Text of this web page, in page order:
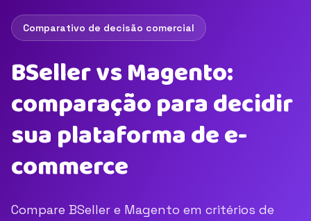
Comparativo de decisão comercial
BSeller vs Magento:
comparação para decidir
sua plataforma de e-
commerce
Compare BSeller e Magento em critérios de